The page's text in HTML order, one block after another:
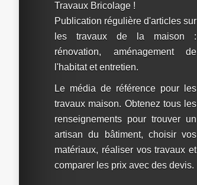
Travaux Bricolage !
Publication régulière d'articles sur
les travaux de la maison :
rénovation, aménagement de
l'habitat et entretien.
Le média de référence pour les
travaux maison. Obtenez tous les
renseignements pour trouver un
artisan du bâtiment, choisir vos
matériaux, réaliser vos travaux et
comparer les prix avec des devis.